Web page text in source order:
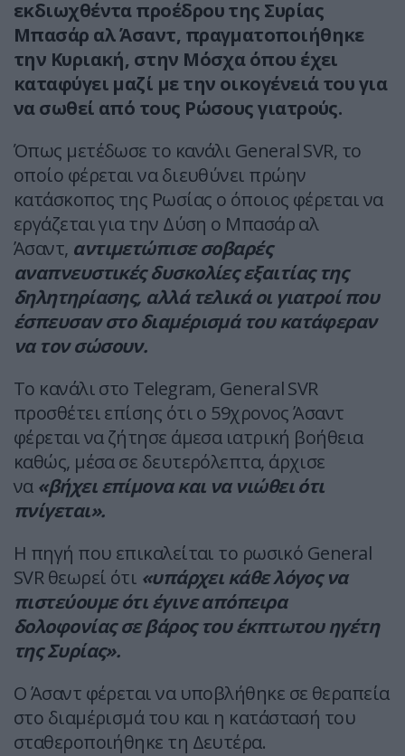
εκδιωχθέντα προέδρου της Συρίας
Μπασάρ αλ Άσαντ, πραγματοποιήθηκε
την Κυριακή, στην Μόσχα όπου έχει
καταφύγει μαζί με την οικογένειά του για
να σωθεί από τους Ρώσους γιατρούς.
Όπως μετέδωσε το κανάλι General SVR, το
οποίο φέρεται να διευθύνει πρώην
κατάσκοπος της Ρωσίας ο όποιος φέρεται να
εργάζεται για την Δύση ο Μπασάρ αλ
Άσαντ, αντιμετώπισε σοβαρές
αναπνευστικές δυσκολίες εξαιτίας της
δηλητηρίασης, αλλά τελικά οι γιατροί που
έσπευσαν στο διαμέρισμά του κατάφεραν
να τον σώσουν.
Το κανάλι στο Telegram, General SVR
προσθέτει επίσης ότι ο 59χρονος Άσαντ
φέρεται να ζήτησε άμεσα ιατρική βοήθεια
καθώς, μέσα σε δευτερόλεπτα, άρχισε
να«βήχει επίμονα και να νιώθει ότι
πνίγεται».
Η πηγή που επικαλείται το ρωσικό General
SVR θεωρεί ότι «υπάρχει κάθε λόγος να
πιστεύουμε ότι έγινε απόπειρα
δολοφονίας σε βάρος του έκπτωτου ηγέτη
της Συρίας».
Ο Άσαντ φέρεται να υποβλήθηκε σε θεραπεία
στο διαμέρισμά του και η κατάστασή του
σταθεροποιήθηκε τη Δευτέρα.